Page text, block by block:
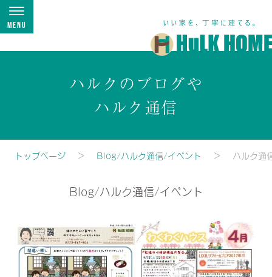
Menu
ハルクのブログや
ハルク通信
トップページ Blog/ハルク通信/イベント ハルク通
Blog/ハルク通信/イベント